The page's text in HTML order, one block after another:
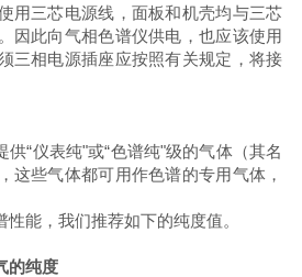
用三芯电源线，面板和机壳均与三芯
因此向气相色谱仪供电，也应该使用
三相电源插座应按照有关规定，将接
供“仪表纯"或“色谱纯"级的气体（其名
这些气体都可用作色谱的专用气体，
能，我们推荐如下的纯度值。
的纯度